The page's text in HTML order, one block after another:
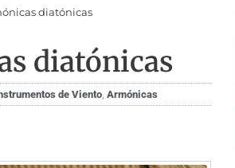
diatónicas
diatónicas
de Viento, Armónicas